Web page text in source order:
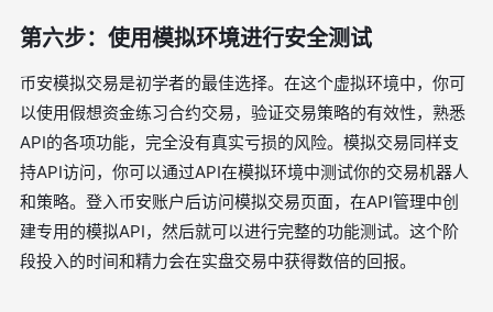
第六步：使用模拟环境进行安全测试
币安模拟交易是初学者的最佳选择。在这个虚拟环境中，你可
以使用假想资金练习合约交易，验证交易策略的有效性，熟悉
API的各项功能，完全没有真实亏损的风险。模拟交易同样支
持API访问，你可以通过API在模拟环境中测试你的交易机器人
和策略。登入币安账户后访问模拟交易页面，在API管理中创
建专用的模拟API，然后就可以进行完整的功能测试。这个阶
段投入的时间和精力会在实盘交易中获得数倍的回报。